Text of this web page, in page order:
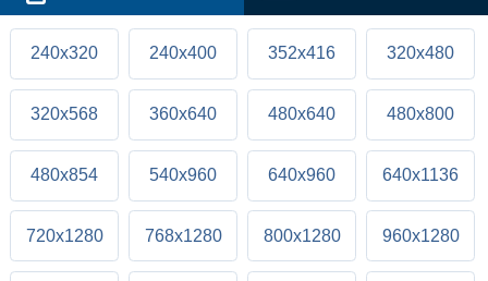
240x320 240x400 352x416 320x480
320x568 360x640 480x640 480x800
480x854 540x960 640x960 640x1136
720x1280 768x1280 800x1280 960x1280